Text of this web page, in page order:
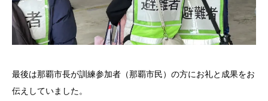
最後は那覇市長が訓練参加者（那覇市民）の方にお礼と成果をお
伝えしていました。